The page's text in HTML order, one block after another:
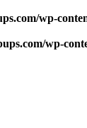
wp-
wp-